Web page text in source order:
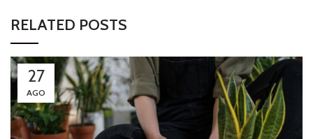
RELATED POSTS
27
AGO